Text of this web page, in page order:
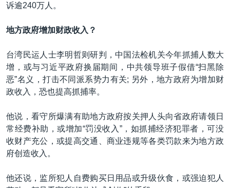
诉逾240万人。
地方政府增加财政收入？
台湾民运人士李明哲则研判，中国法检机关今年抓捕人数大
增，或与习近平政府换届期间，中共领导班子假借“扫黑除
恶”名义，打击不同派系势力有关; 另外，地方政府为增加财
政收入，恐也提高抓捕率。
他说，看守所爆满有助地方政府按关押人头向省政府请领日
常经费补助，或增加“罚没收入”，如抓捕经济犯罪者，可没
收财产充公，或提高交通、商业违规等各类罚款来为地方政
府创造收入。
他还说，监所犯人自费购买日用品或升级伙食，或强迫犯人